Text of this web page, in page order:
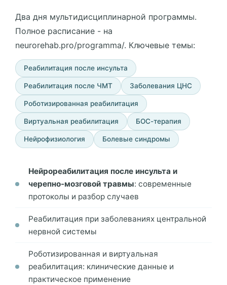
Два дня мультидисциплинарной программы.
Полное расписание - на
neurorehab.pro/programma/. Ключевые темы:
Реабилитация после инсульта
Реабилитация после ЧМТ Заболевания ЦНС
Роботизированная реабилитация
Виртуальная реабилитация БОС-терапия
Нейрофизиология Болевые синдромы
Нейрореабилитация после инсульта и
черепно-мозговой травмы: современные
протоколы и разбор случаев
Реабилитация при заболеваниях центральной
нервной системы
Роботизированная и виртуальная
реабилитация: клинические данные и
практическое применение